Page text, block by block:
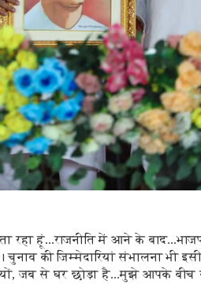
हूं...राजनीति में आने के
की जिम्मेदारियां संभालना भी
जब से घर छोड़ा है...मुझे आपके